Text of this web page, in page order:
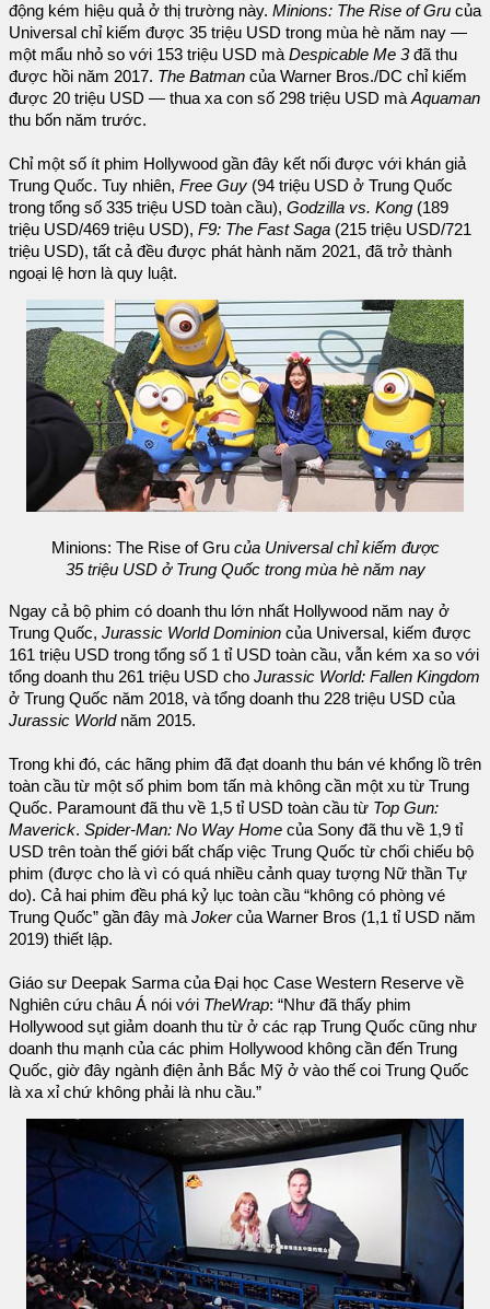
động kém hiệu quả ở thị trường này. Minions: The Rise of Gru của
Universal chỉ kiếm được 35 triệu USD trong mùa hè năm nay —
một mẩu nhỏ so với 153 triệu USD mà Despicable Me 3đã thu
được hồi năm 2017. The Batman của Warner Bros./DC chỉ kiếm
được 20 triệu USD — thua xa con số 298 triệu USD mà Aquaman
thu bốn năm trước.
Chỉ một số ít phim Hollywood gần đây kết nối được với khán giả
Trung Quốc. Tuy nhiên, Free Guy (94 triệu USD ở Trung Quốc
trong tổng số 335 triệu USD toàn cầu), Godzilla vs. Kong (189
triệu USD/469 triệu USD), F9: The Fast Saga (215 triệu USD/721
triệu USD), tất cả đều được phát hành năm 2021, đã trở thành
ngoại lệ hơn là quy luật.
Minions: The Rise of Grucủa Universal chỉ kiếm được
35 triệu USD ở Trung Quốc trong mùa hè năm nay
Ngay cả bộ phim có doanh thu lớn nhất Hollywood năm nay ở
Trung Quốc, Jurassic World Dominion của Universal, kiếm được
161 triệu USD trong tổng số 1 tỉ USD toàn cầu, vẫn kém xa so với
tổng doanh thu 261 triệu USD cho Jurassic World: Fallen Kingdom
ở Trung Quốc năm 2018, và tổng doanh thu 228 triệu USD của
Jurassic Worldnăm 2015.
Trong khi đó, các hãng phim đã đạt doanh thu bán vé khổng lồ trên
toàn cầu từ một số phim bom tấn mà không cần một xu từ Trung
Quốc. Paramount đã thu về 1,5 tỉ USD toàn cầu từ Top Gun:
Maverick. Spider-Man: No Way Home của Sony đã thu về 1,9 tỉ
USD trên toàn thế giới bất chấp việc Trung Quốc từ chối chiếu bộ
phim (được cho là vì có quá nhiều cảnh quay tượng Nữ thần Tự
do). Cả hai phim đều phá kỷ lục toàn cầu “không có phòng vé
Trung Quốc” gần đây mà Jokercủa Warner Bros (1,1 tỉ USD năm
2019) thiết lập.
Giáo sư Deepak Sarma của Đại học Case Western Reserve về
Nghiên cứu châu Á nói với TheWrap: “Như đã thấy phim
Hollywood sụt giảm doanh thu từ ở các rạp Trung Quốc cũng như
doanh thu mạnh của các phim Hollywood không cần đến Trung
Quốc, giờ đây ngành điện ảnh Bắc Mỹ ở vào thế coi Trung Quốc
là xa xỉ chứ không phải là nhu cầu.”